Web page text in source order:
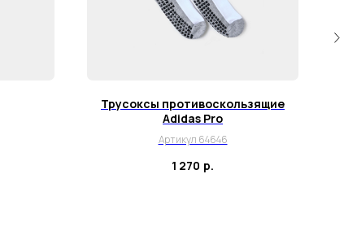
Трусоксы противоскользящие
Adidas Pro
Артикул 64646
1 270 р.